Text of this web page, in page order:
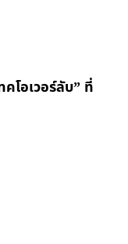
โอเวอร์ลับ” ที่